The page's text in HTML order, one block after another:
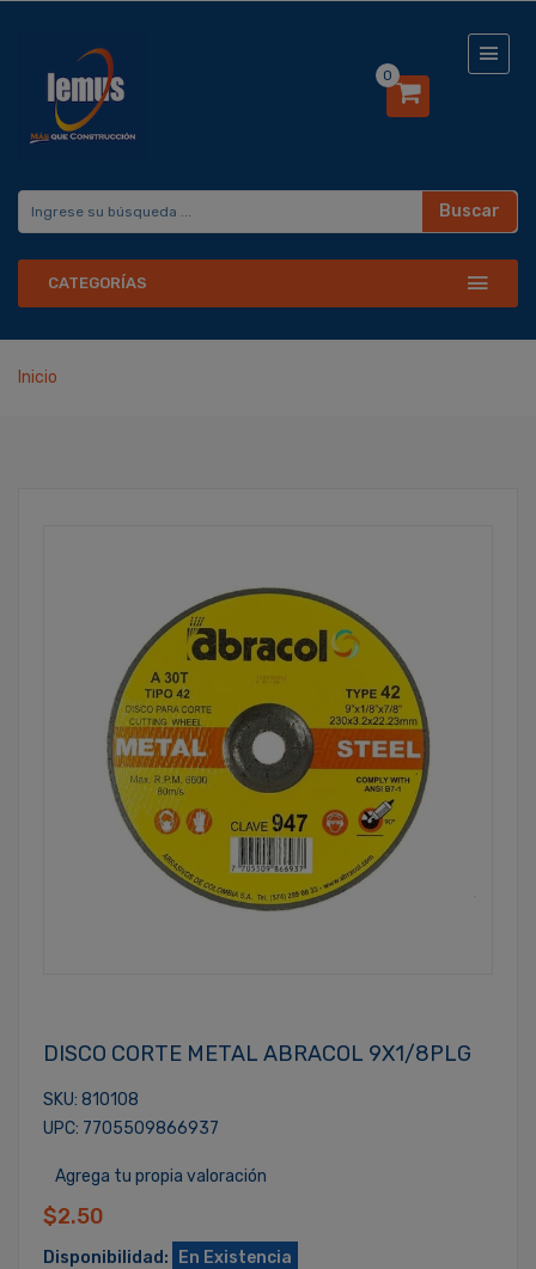
0
Buscar
CATEGORÍAS
Inicio
DISCO CORTE METAL ABRACOL 9X1/8PLG
SKU: 810108
UPC: 7705509866937
Agrega tu propia valoración
$2.50
Disponibilidad: En Existencia